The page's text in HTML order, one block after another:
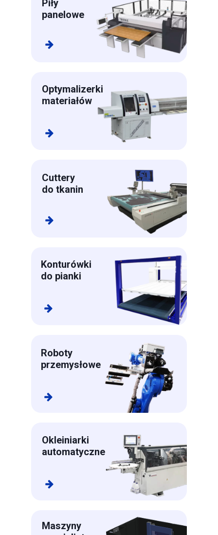
Piły
panelowe​​​​​​​
Optymalizerki
materiałów
Cuttery
do tkanin
Konturówki
do pianki
Roboty
przemysłowe
Okleiniarki
automatyczne
Maszyny